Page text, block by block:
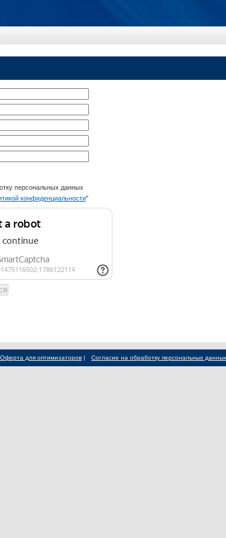
персональных данных
конфиденциальности"
Согласие на обработку персональных данных
Оферта для оптимизаторов |